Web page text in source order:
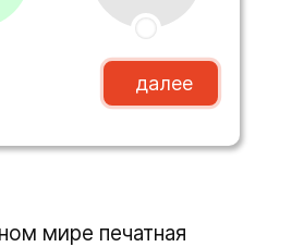
далее
мире печатная